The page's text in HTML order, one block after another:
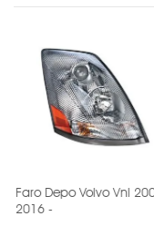
Volvo Vnl 2004-